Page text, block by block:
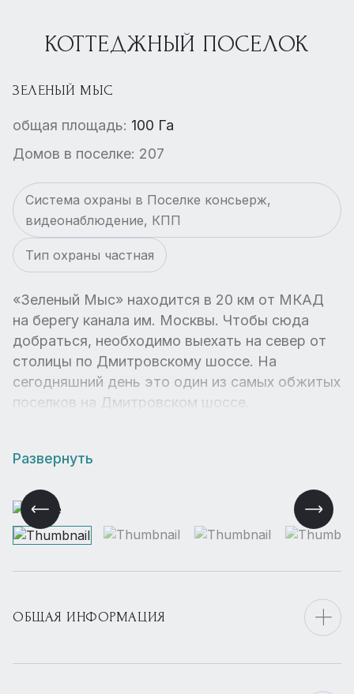
КОТТЕДЖНЫЙ ПОСЕЛОК
ЗЕЛЕНЫЙ МЫС
общая площадь: 100 Га
Домов в поселке: 207
Система охраны в Поселке консьерж,
видеонаблюдение, КПП
Тип охраны частная
«Зеленый Мыс» находится в 20 км от МКАД
на берегу канала им. Москвы. Чтобы сюда
добраться, необходимо выехать на север от
столицы по Дмитровскому шоссе. На
сегодняшний день это один из самых обжитых
поселков на Дмитровском шоссе.
Развернуть
ОБЩАЯ ИНФОРМАЦИЯ